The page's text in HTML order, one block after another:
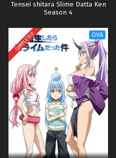
Tensei shitara Slime Datta Ken
Season 4
COMPLETED OVA